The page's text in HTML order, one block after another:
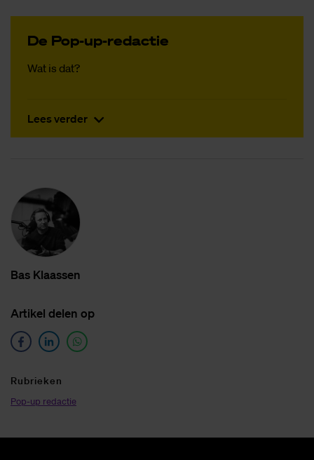
De Pop-up-re­dac­tie
Wat is dat?
Lees verder
Bas Klaas­sen
Ar­ti­kel de­len op
Ru­brie­ken
Pop-up redactie